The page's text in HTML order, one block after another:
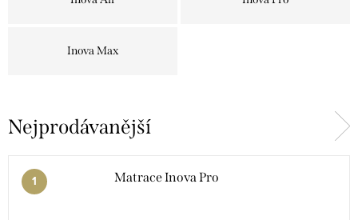
Inova Max
Nejprodávanější
Matrace Inova Pro